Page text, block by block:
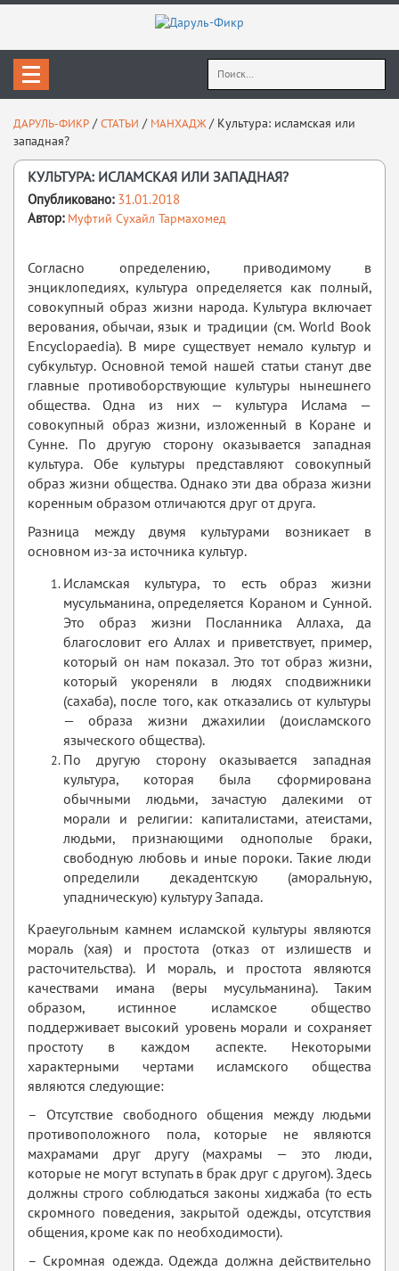
Найти:
ДАРУЛЬ-ФИКР /СТАТЬИ / МАНХАДЖ/ Культура: исламская или
западная?
КУЛЬТУРА: ИСЛАМСКАЯ ИЛИ ЗАПАДНАЯ?
Опубликовано: 31.01.2018
Автор: Муфтий Сухайл Тармахомед
Согласно определению, приводимому в
энциклопедиях, культура определяется как полный,
совокупный образ жизни народа. Культура включает
верования, обычаи, язык и традиции (см. World Book
Encyclopaedia). В мире существует немало культур и
субкультур. Основной темой нашей статьи станут две
главные противоборствующие культуры нынешнего
общества. Одна из них — культура Ислама —
совокупный образ жизни, изложенный в Коране и
Сунне. По другую сторону оказывается западная
культура. Обе культуры представляют совокупный
образ жизни общества. Однако эти два образа жизни
коренным образом отличаются друг от друга.
Разница между двумя культурами возникает в
основном из-за источника культур.
Исламская культура, то есть образ жизни
мусульманина, определяется Кораном и Сунной.
Это образ жизни Посланника Аллаха, да
благословит его Аллах и приветствует, пример,
который он нам показал. Это тот образ жизни,
который укореняли в людях сподвижники
(сахаба), после того, как отказались от культуры
— образа жизни джахилии (доисламского
языческого общества).
По другую сторону оказывается западная
культура, которая была сформирована
обычными людьми, зачастую далекими от
морали и религии: капиталистами, атеистами,
людьми, признающими однополые браки,
свободную любовь и иные пороки. Такие люди
определили декадентскую (аморальную,
упадническую) культуру Запада.
Краеугольным камнем исламской культуры являются
мораль (хая) и простота (отказ от излишеств и
расточительства). И мораль, и простота являются
качествами имана (веры мусульманина). Таким
образом, истинное исламское общество
поддерживает высокий уровень морали и сохраняет
простоту в каждом аспекте. Некоторыми
характерными чертами исламского общества
являются следующие:
– Отсутствие свободного общения между людьми
противоположного пола, которые не являются
махрамами друг другу (махрамы — это люди,
которые не могут вступать в брак друг с другом). Здесь
должны строго соблюдаться законы хиджаба (то есть
скромного поведения, закрытой одежды, отсутствия
общения, кроме как по необходимости).
– Скромная одежда. Одежда должна действительно